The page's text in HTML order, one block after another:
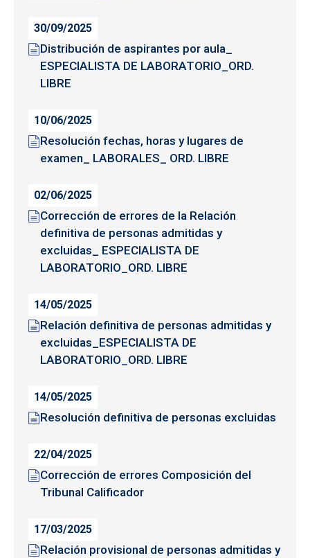
30/09/2025
Distribución de aspirantes por aula_
ESPECIALISTA DE LABORATORIO_ORD.
LIBRE
10/06/2025
Resolución fechas, horas y lugares de
examen_ LABORALES_ ORD. LIBRE
02/06/2025
Corrección de errores de la Relación
definitiva de personas admitidas y
excluidas_ ESPECIALISTA DE
LABORATORIO_ORD. LIBRE
14/05/2025
Relación definitiva de personas admitidas y
excluidas_ESPECIALISTA DE
LABORATORIO_ORD. LIBRE
14/05/2025
Resolución definitiva de personas excluidas
22/04/2025
Corrección de errores Composición del
Tribunal Calificador
17/03/2025
Relación provisional de personas admitidas y